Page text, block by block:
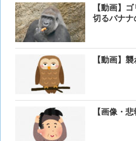
【動画】
切るバナナ
【動画】
【画像・